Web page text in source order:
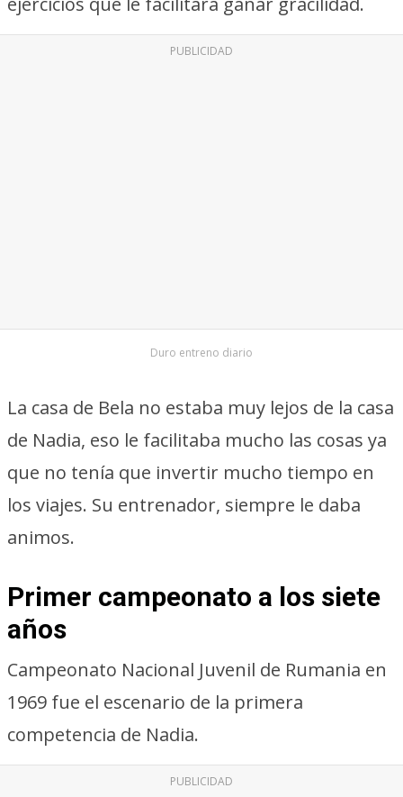
PUBLICIDAD
Duro entreno diario
La casa de Bela no estaba muy lejos de la casa
de Nadia, eso le facilitaba mucho las cosas ya
que no tenía que invertir mucho tiempo en
los viajes. Su entrenador, siempre le daba
animos.
Primer campeonato a los siete
años
Campeonato Nacional Juvenil de Rumania en
1969 fue el escenario de la primera
competencia de Nadia.
PUBLICIDAD